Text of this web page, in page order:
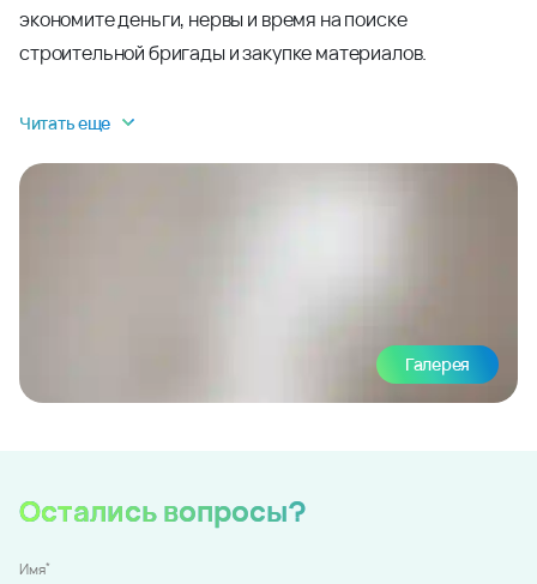
экономите деньги, нервы и время на поиске
строительной бригады и закупке материалов.
Читать еще
Галерея
Остались вопросы?
Имя*